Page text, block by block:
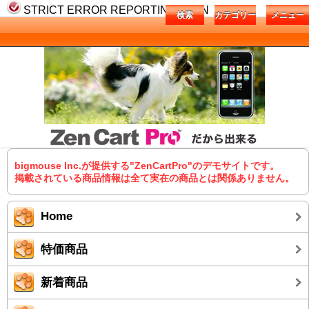
STRICT ERROR REPORTING IS ON メニュー
カテゴリー
検索
bigmouse Inc.が提供する"ZenCartPro"のデモサイトです。
掲載されている商品情報は全て実在の商品とは関係ありません。
Home
特価商品
新着商品